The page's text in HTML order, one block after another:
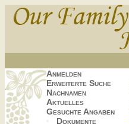
Anmelden
Erweiterte Suche
Nachnamen
Aktuelles
Gesuchte Angaben
Dokumente